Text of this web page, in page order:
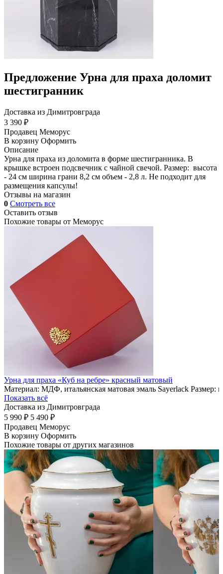
Предложение Урна для праха доломит
шестигранник
Доставка из Димитровграда
3 390 ₽
Продавец Меморус
В корзину Оформить
Описание
Урна для праха из доломита в форме шестигранника. В
крышке встроен подсвечник с чайной свечой. Размер: высота
- 24 см ширина грани 8,2 см объем - 2,8 л. Не подходит для
размещения капсулы!
Отзывы на магазин
0 Смотреть все
Оставить отзыв
Похожие товары от Меморус
Урна для праха «Куб на ребре» красный матовый
Материал: МДФ, итальянская матовая эмаль Sayerlack
Показать всё
Доставка из Димитровграда
5 990 ₽ 5 490 ₽
Продавец Меморус
В корзину Оформить
Похожие товары от других магазинов